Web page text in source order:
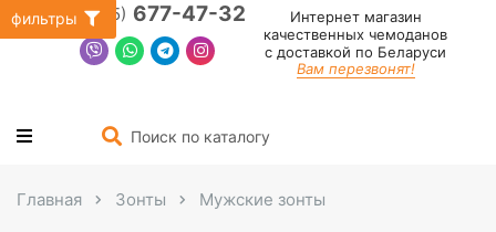
+375 (25) 677-47-32
Интернет магазин
качественных чемоданов
с доставкой по Беларуси
Вам перезвонят!
фильтры
Главная Зонты Мужские зонты